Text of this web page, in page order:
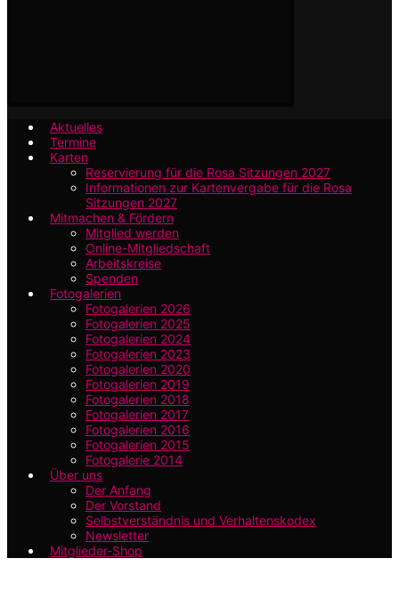
Aktuelles
Termine
Karten
Reservierung für die Rosa Sitzungen 2027
Informationen zur Kartenvergabe für die Rosa
Sitzungen 2027
Mitmachen & Fördern
Mitglied werden
Online-Mitgliedschaft
Arbeitskreise
Spenden
Fotogalerien
Fotogalerien 2026
Fotogalerien 2025
Fotogalerien 2024
Fotogalerien 2023
Fotogalerien 2020
Fotogalerien 2019
Fotogalerien 2018
Fotogalerien 2017
Fotogalerien 2016
Fotogalerien 2015
Fotogalerie 2014
Über uns
Der Anfang
Der Vorstand
Selbstverständnis und Verhaltenskodex
Newsletter
Mitglieder-Shop